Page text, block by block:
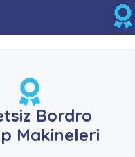
Bordro
Makineleri